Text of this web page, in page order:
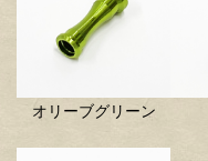
オリーブグリーン